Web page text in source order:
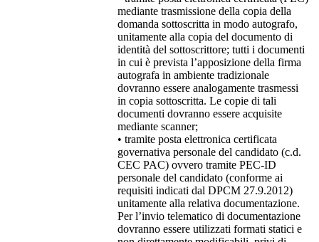
mediante trasmissione della copia della
domanda sottoscritta in modo autografo,
unitamente alla copia del documento di
identità del sottoscrittore; tutti i documenti
in cui è prevista l’apposizione della firma
autografa in ambiente tradizionale
dovranno essere analogamente trasmessi
in copia sottoscritta. Le copie di tali
documenti dovranno essere acquisite
mediante scanner;
• tramite posta elettronica certificata
governativa personale del candidato (c.d.
CEC PAC) ovvero tramite PEC-ID
personale del candidato (conforme ai
requisiti indicati dal DPCM 27.9.2012)
unitamente alla relativa documentazione.
Per l’invio telematico di documentazione
dovranno essere utilizzati formati statici e